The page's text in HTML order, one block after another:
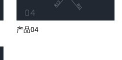
产品04